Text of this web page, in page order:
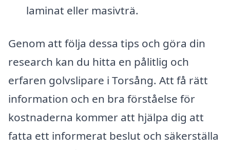
laminat eller masivträ.
Genom att följa dessa tips och göra din
research kan du hitta en pålitlig och
erfaren golvslipare i Torsång. Att få rätt
information och en bra förståelse för
kostnaderna kommer att hjälpa dig att
fatta ett informerat beslut och säkerställa